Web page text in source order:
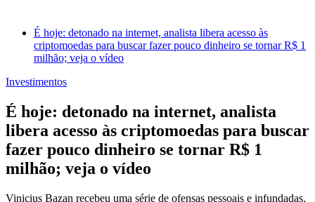
É hoje: detonado na internet, analista libera acesso às
criptomoedas para buscar fazer pouco dinheiro se tornar R$ 1
milhão; veja o vídeo
Investimentos
É hoje: detonado na internet, analista
libera acesso às criptomoedas para buscar
fazer pouco dinheiro se tornar R$ 1
milhão; veja o vídeo
Vinicius Bazan recebeu uma série de ofensas pessoais e infundadas,